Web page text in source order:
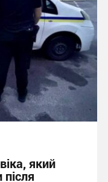
який
після